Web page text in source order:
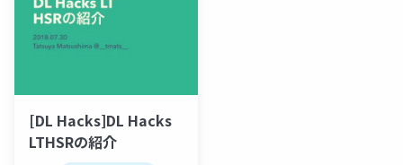
[DL Hacks]DL Hacks
LTHSRの紹介